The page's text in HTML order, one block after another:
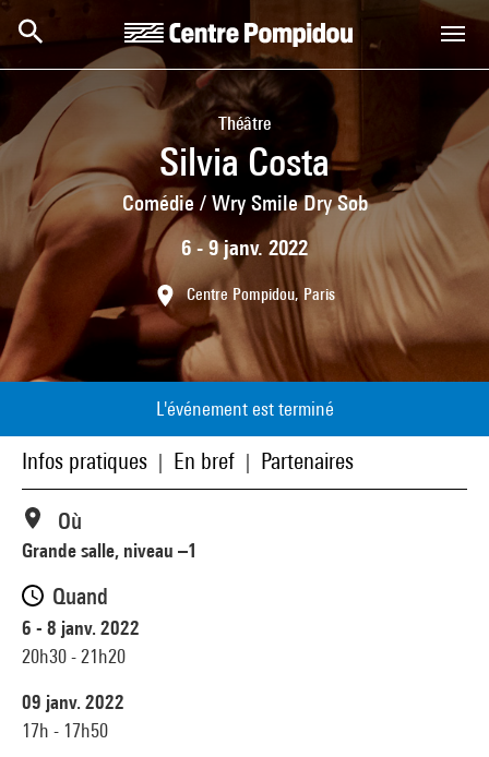
Aller au contenu principal
Théâtre
Silvia Costa
Comédie / Wry Smile Dry Sob
6 - 9 janv. 2022
Centre Pompidou, Paris
L'événement est terminé
Infos pratiques En bref Partenaires
Où
Grande salle, niveau –1
Quand
6 - 8 janv. 2022
20h30 - 21h20
09 janv. 2022
17h - 17h50